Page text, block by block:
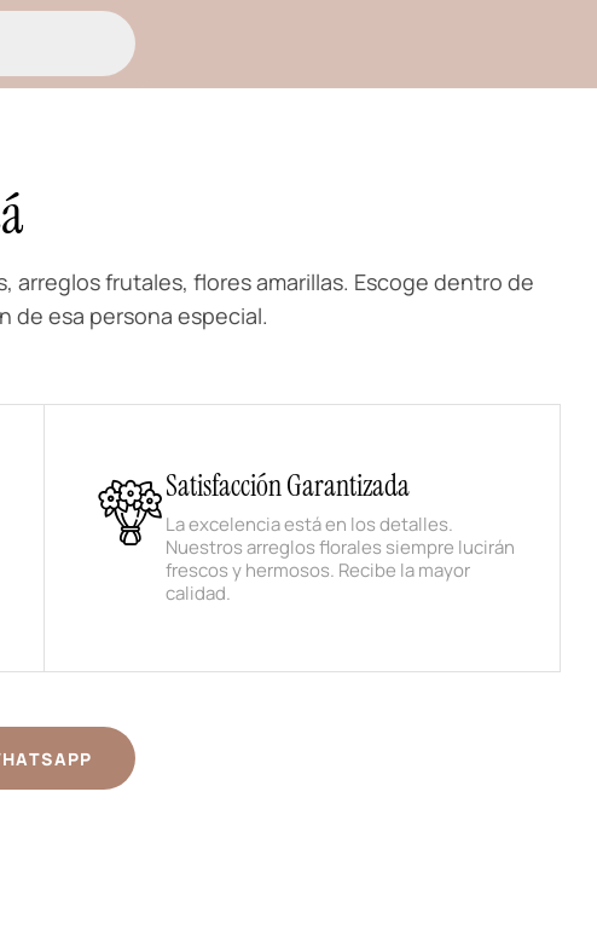
arreglos frutales, flores amarillas. Escoge dentro de
de esa persona especial.
Satisfacción Garantizada
La excelencia está en los detalles.
Nuestros arreglos florales siempre lucirán
frescos y hermosos. Recibe la mayor
calidad.